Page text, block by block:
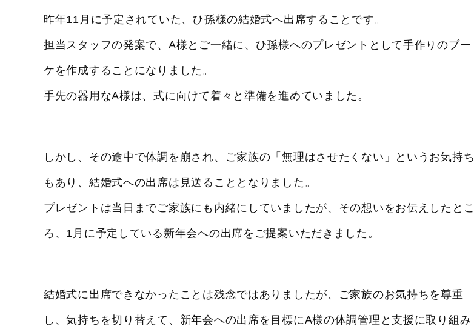
昨年11月に予定されていた、ひ孫様の結婚式へ出席することです。
担当スタッフの発案で、A様とご一緒に、ひ孫様へのプレゼントとして手作りのブー
ケを作成することになりました。
手先の器用なA様は、式に向けて着々と準備を進めていました。
しかし、その途中で体調を崩され、ご家族の「無理はさせたくない」というお気持ち
もあり、結婚式への出席は見送ることとなりました。
プレゼントは当日までご家族にも内緒にしていましたが、その想いをお伝えしたとこ
ろ、1月に予定している新年会への出席をご提案いただきました。
結婚式に出席できなかったことは残念ではありましたが、ご家族のお気持ちを尊重
し、気持ちを切り替えて、新年会への出席を目標にA様の体調管理と支援に取り組み